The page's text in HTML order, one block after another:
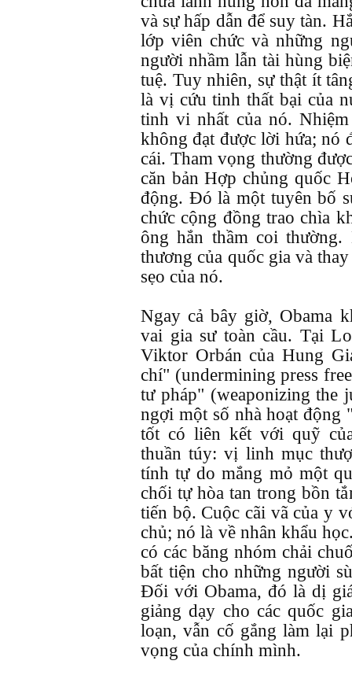
và sự hấp dẫn để suy tàn.
lớp viên chức và những
người nhầm lẫn tài hùng
tuệ. Tuy nhiên, sự thật ít
là vị cứu tinh thất bại của
tinh vi nhất của nó.
không đạt được lời hứa; nó
cái. Tham vọng thường
căn bản Hợp chủng quốc
động. Đó là một tuyên bố
chức cộng đồng trao chìa
ông hắn thầm coi
thương của quốc gia và
sẹo của nó.
Ngay cả bây giờ, Obama
vai gia sư toàn cầu. Tại
Viktor Orbán của Hung
chí" (undermining press
tư pháp" (weaponizing the
ngợi một số nhà hoạt động
tốt có liên kết với quỹ
thuần túy: vị linh mục
tính tự do mắng mỏ một
chối tự hòa tan trong bồn
tiến bộ. Cuộc cãi vã của y
chủ; nó là về nhân khẩu
có các băng nhóm chải
bất tiện cho những người
Đối với Obama, đó là dị
giảng dạy cho các quốc
loạn, vẫn cố gắng làm lại
vọng của chính mình.